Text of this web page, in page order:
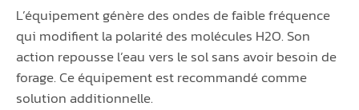
L’équipement génère des ondes de faible fréquence
qui modifient la polarité des molécules H2O. Son
action repousse l’eau vers le sol sans avoir besoin de
forage. Ce équipement est recommandé comme
solution additionnelle.